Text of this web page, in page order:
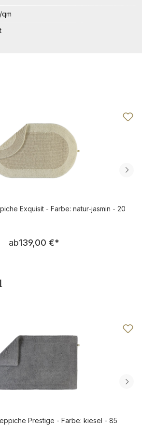
Exquisit - Farbe: natur-jasmin - 20
Regulärer Preis:
ab139,00 €*
Prestige - Farbe: kiesel - 85